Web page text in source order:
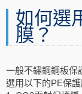
如何選
膜？
一般不鏽鋼鋼板保
選用以下的PE保護